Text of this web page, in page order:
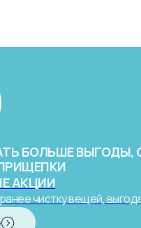
АКЦИИ
чистку вещей,
БОЛЬШЕ ВЫГОДЫ,